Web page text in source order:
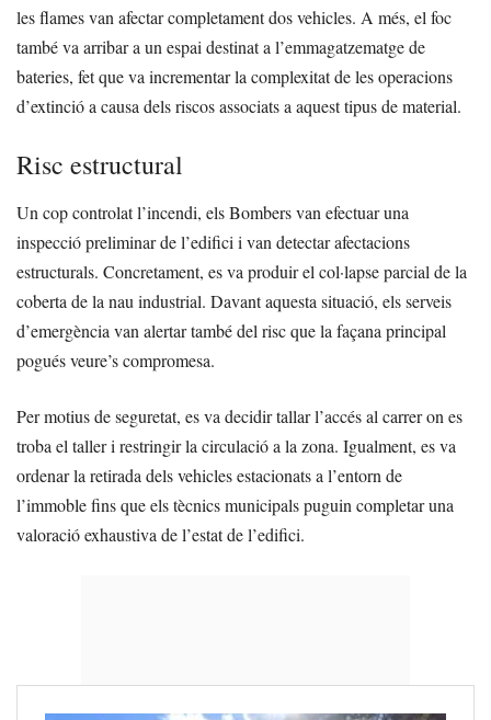
les flames van afectar completament dos vehicles. A més, el foc
també va arribar a un espai destinat a l’emmagatzematge de
bateries, fet que va incrementar la complexitat de les operacions
d’extinció a causa dels riscos associats a aquest tipus de material.
Risc estructural
Un cop controlat l’incendi, els Bombers van efectuar una
inspecció preliminar de l’edifici i van detectar afectacions
estructurals. Concretament, es va produir el col·lapse parcial de la
coberta de la nau industrial. Davant aquesta situació, els serveis
d’emergència van alertar també del risc que la façana principal
pogués veure’s compromesa.
Per motius de seguretat, es va decidir tallar l’accés al carrer on es
troba el taller i restringir la circulació a la zona. Igualment, es va
ordenar la retirada dels vehicles estacionats a l’entorn de
l’immoble fins que els tècnics municipals puguin completar una
valoració exhaustiva de l’estat de l’edifici.